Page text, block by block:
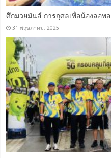
ศึกมวยมันส์ การกุศลเพื่อน้องลอพอ
31 พฤษภาคม, 2025